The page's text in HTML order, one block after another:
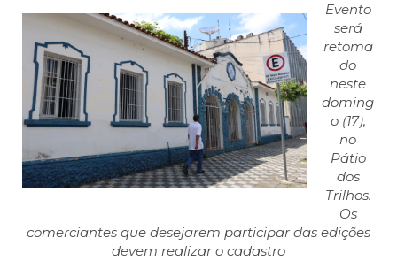
Evento
será
retoma
do
neste
doming
o (17),
no
Pátio
dos
Trilhos.
Os
comerciantes que desejarem participar das edições
devem realizar o cadastro